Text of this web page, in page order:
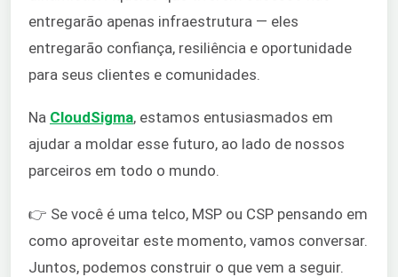
entregarão apenas infraestrutura — eles
entregarão confiança, resiliência e oportunidade
para seus clientes e comunidades.
Na CloudSigma, estamos entusiasmados em
ajudar a moldar esse futuro, ao lado de nossos
parceiros em todo o mundo.
👉 Se você é uma telco, MSP ou CSP pensando em
como aproveitar este momento, vamos conversar.
Juntos, podemos construir o que vem a seguir.